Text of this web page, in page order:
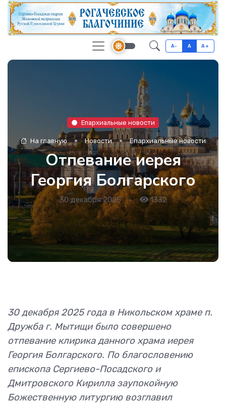
A- A A+
Епархиальные новости
На главную Новости Епархиальные новости
Отпевание иерея
Георгия Болгарского
30 декабря 2025 • 1332
30 декабря 2025 года в Никольском храме п.
Дружба г. Мытищи было совершено
отпевание клирика данного храма иерея
Георгия Болгарского. По благословению
епископа Сергиево-Посадского и
Дмитровского Кирилла заупокойную
Божественную литургию возглавил